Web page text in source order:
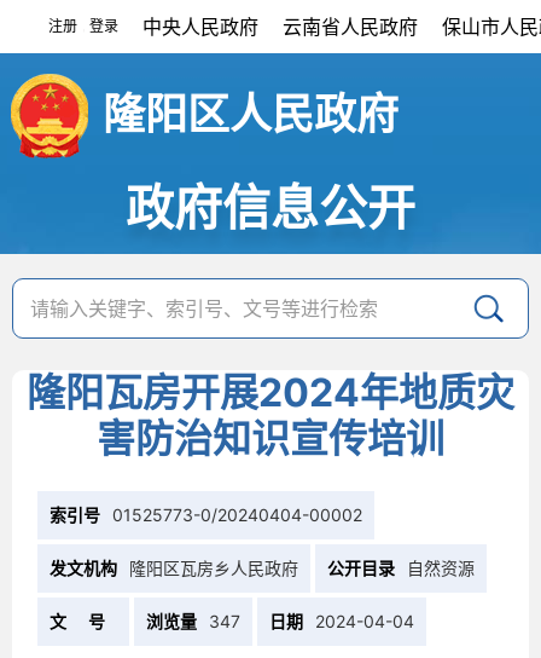
注册 登录 中央人民政府 云南省人民政府 保山市人
隆阳区人民政府
政府信息公开
隆阳瓦房开展2024年地质灾
害防治知识宣传培训
索引号 01525773-0/20240404-00002
发文机构 隆阳区瓦房乡人民政府 公开目录 自然资源
文 号 浏览量 347 日期 2024-04-04